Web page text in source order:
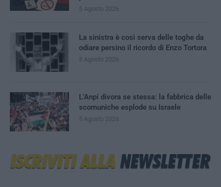
5 Agosto 2026
La sinistra è così serva delle toghe da
odiare persino il ricordo di Enzo Tortora
5 Agosto 2026
L’Anpi divora se stessa: la fabbrica delle
scomuniche esplode su Israele
5 Agosto 2026